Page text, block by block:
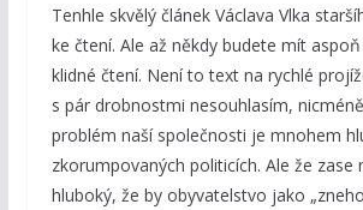
Tenhle skvělý článek Václava Vlka
ke čtení. Ale až někdy budete mít
klidné čtení. Není to text na rychlé
s pár drobnostmi nesouhlasím,
problém naší společnosti je mnohem
zkorumpovaných politicích. Ale že zase
hluboký, že by obyvatelstvo jako